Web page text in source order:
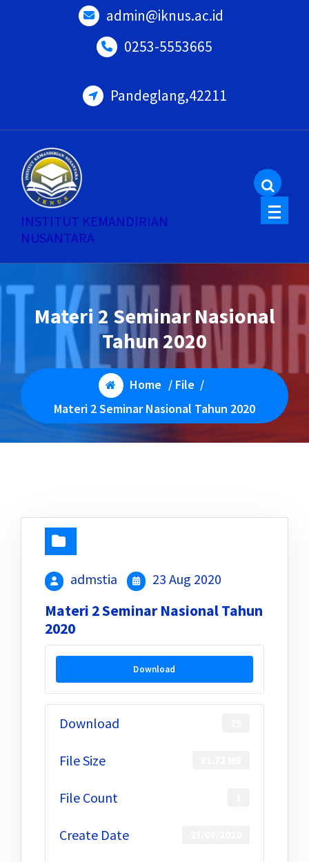
admin@iknus.ac.id
0253-5553665
Pandeglang,42211
INSTITUT KEMANDIRIAN
NUSANTARA
Materi 2 Seminar Nasional
Tahun 2020
Home / File /
Materi 2 Seminar Nasional Tahun 2020
admstia 23 Aug 2020
Materi 2 Seminar Nasional Tahun
2020
Download
Download
File Size
File Count
Create Date